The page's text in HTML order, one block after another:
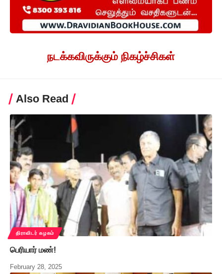
நடக்கவிருக்கும் நிகழ்ச்சிகள்
Also Read
திராவிடர் கழகம்
பெரியார் மண்!
February 28, 2025